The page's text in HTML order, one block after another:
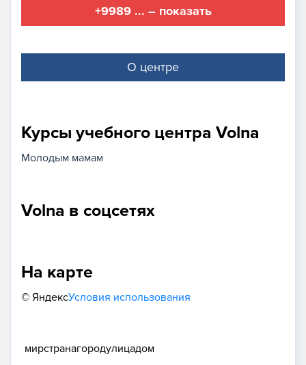
+9989 ... – показать
О центре
Курсы учебного центра Volna
Молодым мамам
Volna в соцсетях
На карте
© ЯндексУсловия использования
мирстранагородулицадом